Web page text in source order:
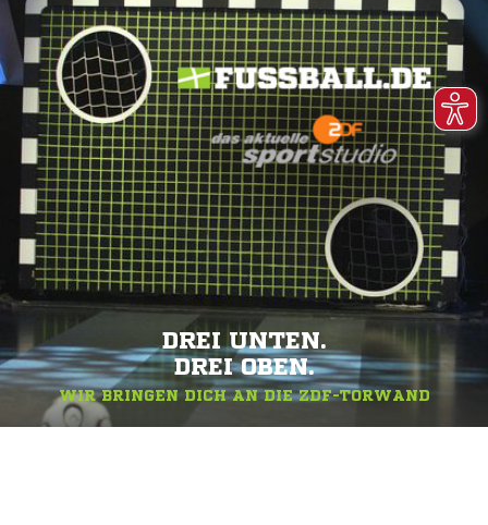
DREI UNTEN.
DREI OBEN.
WIR BRINGEN DICH AN DIE ZDF-TORWAND